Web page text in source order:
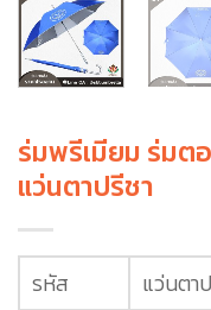
ร่มพรีเมียม ร่มต
แว่นตาปรีชา
รหัส
แว่นตา